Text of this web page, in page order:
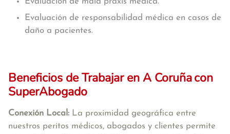
Evaluación de responsabilidad médica en casos de
daño a pacientes.
Beneficios de Trabajar en A Coruñacon
SuperAbogado
Conexión Local: La proximidad geográfica entre
nuestros peritos médicos, abogados y clientes permite